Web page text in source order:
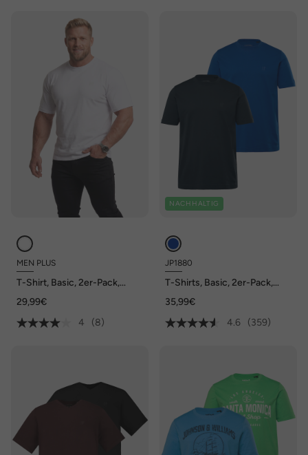
MEN PLUS
T-Shirt, Basic, 2er-Pack,
29,99€
4
(8)
NACHHALTIG
JP1880
T-Shirts, Basic, 2er-Pack,
35,99€
4.6
(359)